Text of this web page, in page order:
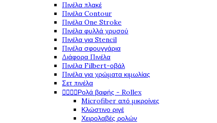
Πινέλα πλακέ
Πινέλα Contour
Πινέλα One Stroke
Πινέλα φυλλά χρυσού
Πινέλα για Stencil
Πινέλα σφουγγάρια
Διάφορα Πινέλα
Πινέλα Filbert-οβάλ
Πινέλα για χρώματα κιμωλίας
Σετ πινέλα
Ρολά βαφής - Rollex
Microfiber από μικροίνες
Κλώστινο ριγέ
Χειρολαβές ρολών